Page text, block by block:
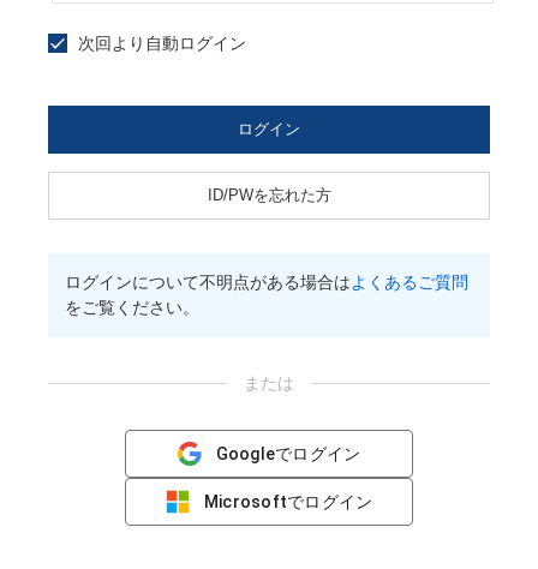
次回より自動ログイン
ログイン
ID/PWを忘れた方
ログインについて不明点がある場合はよくあるご質問
をご覧ください。
または
Googleでログイン
Microsoftでログイン